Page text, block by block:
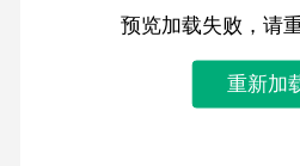
预览加载失败，请
重新加